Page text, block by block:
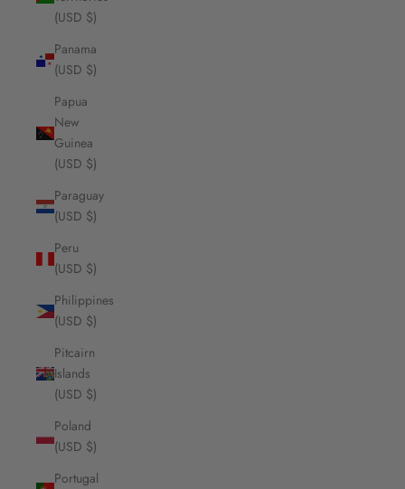
(USD $)
Panama
(USD $)
Papua
New
Guinea
(USD $)
Paraguay
(USD $)
Peru
(USD $)
Philippines
(USD $)
Pitcairn
Islands
(USD $)
Poland
(USD $)
Portugal